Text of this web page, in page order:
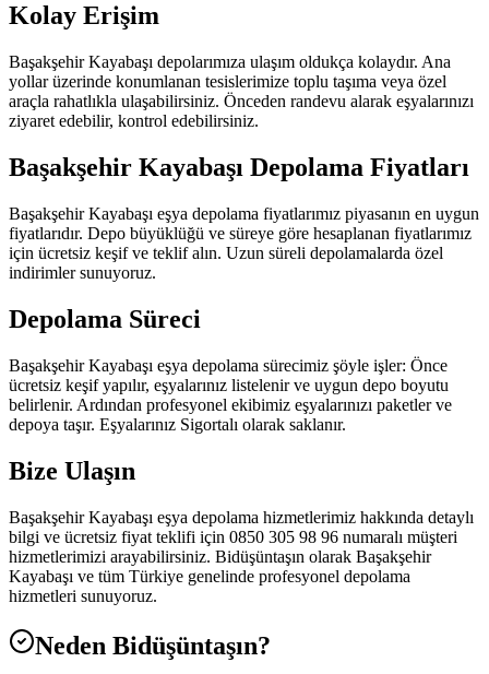
Kolay Erişim
Başakşehir Kayabaşı depolarımıza ulaşım oldukça kolaydır. Ana
yollar üzerinde konumlanan tesislerimize toplu taşıma veya özel
araçla rahatlıkla ulaşabilirsiniz. Önceden randevu alarak eşyalarınızı
ziyaret edebilir, kontrol edebilirsiniz.
Başakşehir Kayabaşı Depolama Fiyatları
Başakşehir Kayabaşı eşya depolama fiyatlarımız piyasanın en uygun
fiyatlarıdır. Depo büyüklüğü ve süreye göre hesaplanan fiyatlarımız
için ücretsiz keşif ve teklif alın. Uzun süreli depolamalarda özel
indirimler sunuyoruz.
Depolama Süreci
Başakşehir Kayabaşı eşya depolama sürecimiz şöyle işler: Önce
ücretsiz keşif yapılır, eşyalarınız listelenir ve uygun depo boyutu
belirlenir. Ardından profesyonel ekibimiz eşyalarınızı paketler ve
depoya taşır. Eşyalarınız Sigortalı olarak saklanır.
Bize Ulaşın
Başakşehir Kayabaşı eşya depolama hizmetlerimiz hakkında detaylı
bilgi ve ücretsiz fiyat teklifi için 0850 305 98 96 numaralı müşteri
hizmetlerimizi arayabilirsiniz. Bidüşüntaşın olarak Başakşehir
Kayabaşı ve tüm Türkiye genelinde profesyonel depolama
hizmetleri sunuyoruz.
Neden Bidüşüntaşın?